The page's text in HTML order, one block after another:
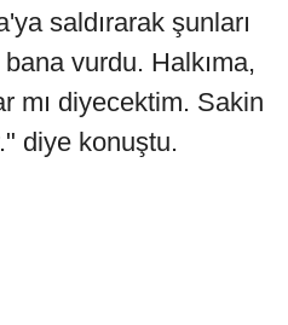
saldırarak şunları
vurdu. Halkıma,
mı diyecektim. Sakin
diye konuştu.